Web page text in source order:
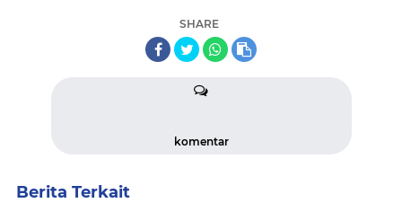
SHARE
komentar
Berita Terkait